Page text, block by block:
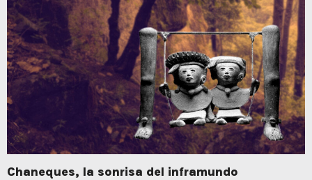
Chaneques, la sonrisa del inframundo